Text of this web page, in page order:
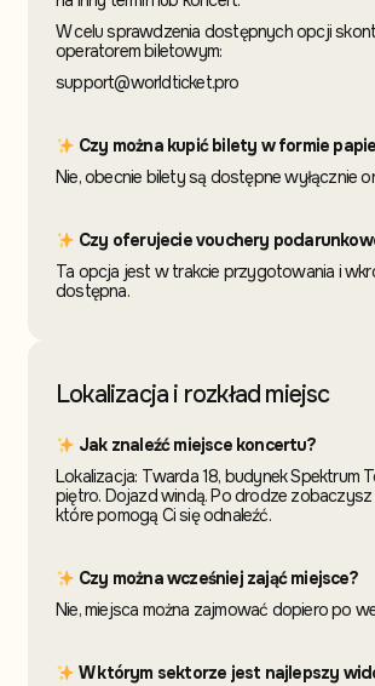
W celu sprawdzenia dostępnych opcji
operatorem biletowym:
support@worldticket.pro
Czy można kupić bilety w formie
Nie, obecnie bilety są dostępne wyłącznie
Czy oferujecie vouchery
Ta opcja jest w trakcie przygotowania i
dostępna.
Lokalizacja i rozkład miejsc
Jak znaleźć miejsce koncertu?
Lokalizacja: Twarda 18, budynek Spektrum
piętro. Dojazd windą. Po drodze zobaczysz
które pomogą Ci się odnaleźć.
Czy można wcześniej zająć miejsce?
Nie, miejsca można zajmować dopiero po
W którym sektorze jest najlepszy